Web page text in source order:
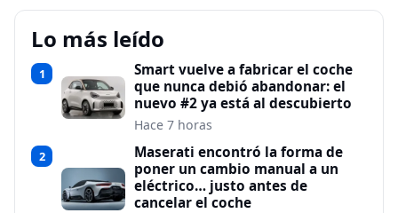
Lo más leído
1
Smart vuelve a fabricar el coche
que nunca debió abandonar: el
nuevo #2 ya está al descubierto
Hace 7 horas
2
Maserati encontró la forma de
poner un cambio manual a un
eléctrico… justo antes de
cancelar el coche